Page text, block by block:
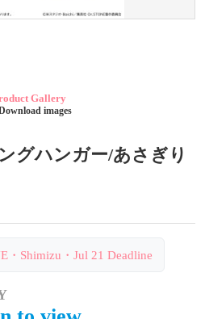
Gallery
images
グハンガー/あさぎり
・Shimizu・Jul 21 Deadline